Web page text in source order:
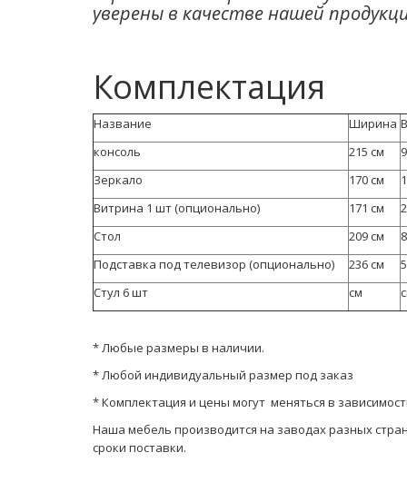
уверены в качестве нашей
Комплектация
Название Ширина
консоль
215 см
Зеркало
170 см
Витрина 1 шт (опционально)
171 см
Стол
209 см
Подставка под телевизор (опционально)
236 см
Стул 6 шт
см
* Любые размеры в наличии.
* Любой индивидуальный размер под заказ
* Комплектация и цены могут меняться в
Наша мебель производится на заводах разных
сроки поставки.